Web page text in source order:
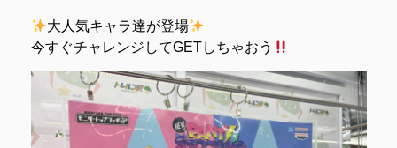
大人気キャラ達が登場
今すぐチャレンジしてGETしちゃおう